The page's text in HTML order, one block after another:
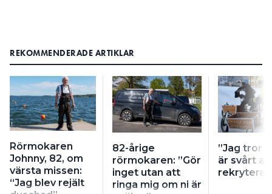
REKOMMENDERADE ARTIKLAR
Rörmokaren
Johnny, 82, om
värsta missen:
“Jag blev rejält
82-årige
rörmokaren: ”Gör
inget utan att
ringa mig om ni är
”Jag tror
är svårt
rekrytera